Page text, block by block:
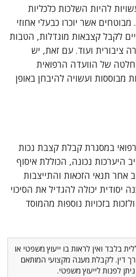
להיות השלכות כלכליות
אשר יוכרו כבעלי אחוזי
לקבל קצבאות מוגדלות, הטבות
ציבורית ועוד. עם זאת, יש
של הוועדה הרפואית
מבוססות ועשויה להיבחן באופן
במסגרת קבלת קצבת נכות
היערכות נכונה, הכוללת איסוף
אחר תנאי הזכאות והתייצבות
יסודית יכולה להגדיל את הסיכוי
בזכויות נוספות מהמוסד
בלבד ואין לראות בו ייעוץ משפטי או
דין. לקבלת מענה מקצועי המותאם
לפנות לייעוץ משפטי.